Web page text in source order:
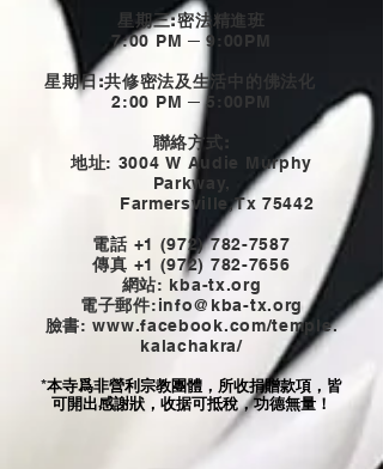
星期三:密法精進班
7:00 PM ─ 9:00PM
星期日:共修密法及生活中的佛法化
2:00 PM ─ 5:00PM
聯絡方式:
地址: 3004 W Audie Murphy
Parkway,
Farmersville,Tx 75442
電話 +1 (972) 782-7587
傳真 +1 (972) 782-7656
網站: kba-tx.org
電子郵件:info@kba-tx.org
臉書: www.facebook.com/temple.
kalachakra/
*本寺爲非營利宗教團體，所收捐贈款項，皆
可開出感謝狀，收据可抵稅，功德無量！